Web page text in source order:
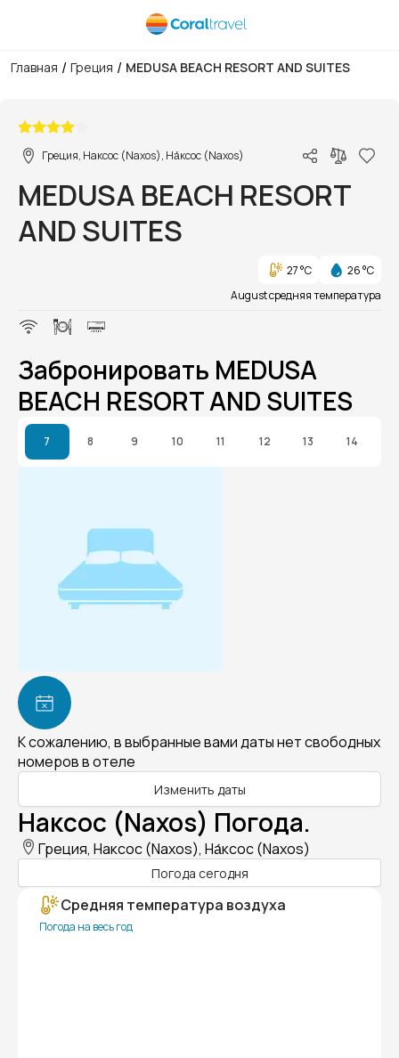
Главная / Греция / MEDUSA BEACH RESORT AND SUITES
Греция, Наксос (Naxos), На́ксос (Naxos)
MEDUSA BEACH RESORT
AND SUITES
27 °C
26 °C
August средняя температура
Забронировать MEDUSA
BEACH RESORT AND SUITES
7 8 9 10 11 12 13 14
К сожалению, в выбранные вами даты нет свободных
номеров в отеле
Изменить даты
Наксос (Naxos) Погода.
Греция, Наксос (Naxos), На́ксос (Naxos)
Погода сегодня
Средняя температура воздуха
Погода на весь год